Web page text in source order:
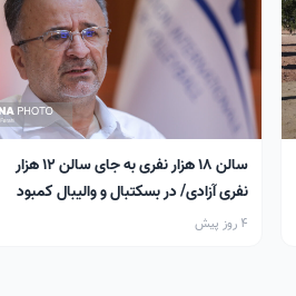
سالن ۱۸ هزار نفری به جای سالن ۱۲ هزار
نفری آزادی/ در بسکتبال و والیبال کمبود
سالن داریم
4 روز پیش